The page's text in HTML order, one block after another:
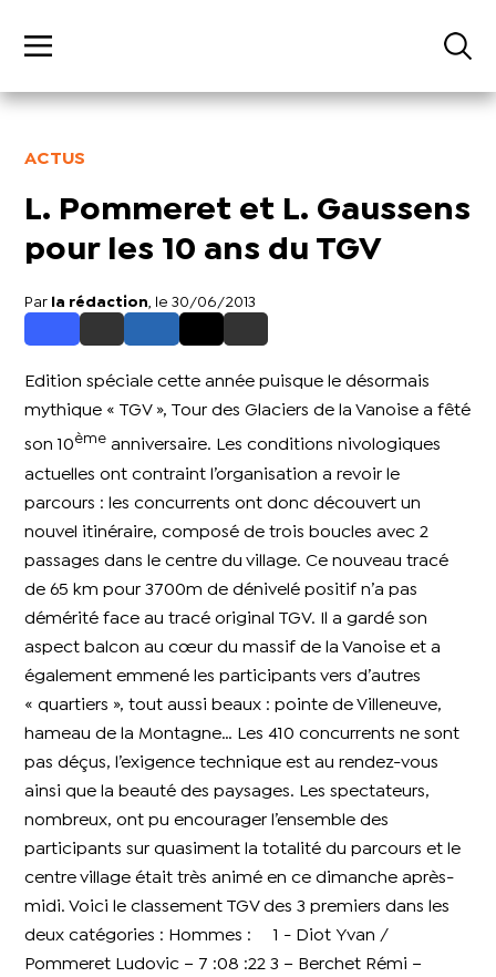
ACTUS
L. Pommeret et L. Gaussens
pour les 10 ans du TGV
Par la rédaction , le 30/06/2013
Edition spéciale cette année puisque le désormais
mythique « TGV », Tour des Glaciers de la Vanoise a fêté
son 10ème anniversaire. Les conditions nivologiques
actuelles ont contraint l’organisation a revoir le
parcours : les concurrents ont donc découvert un
nouvel itinéraire, composé de trois boucles avec 2
passages dans le centre du village. Ce nouveau tracé
de 65 km pour 3700m de dénivelé positif n’a pas
démérité face au tracé original TGV. Il a gardé son
aspect balcon au cœur du massif de la Vanoise et a
également emmené les participants vers d’autres
« quartiers », tout aussi beaux : pointe de Villeneuve,
hameau de la Montagne… Les 410 concurrents ne sont
pas déçus, l’exigence technique est au rendez-vous
ainsi que la beauté des paysages. Les spectateurs,
nombreux, ont pu encourager l’ensemble des
participants sur quasiment la totalité du parcours et le
centre village était très animé en ce dimanche après-
midi. Voici le classement TGV des 3 premiers dans les
deux catégories : Hommes : 1 - Diot Yvan /
Pommeret Ludovic – 7 :08 :22 3 – Berchet Rémi –